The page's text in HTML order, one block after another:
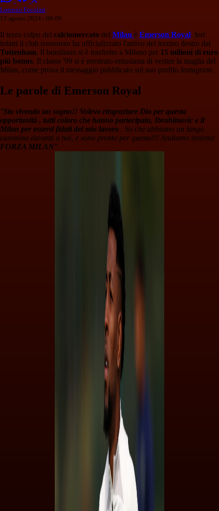
Lorenzo Focolari
13 agosto 2024 - 09:09
Il terzo colpo del calciomercato del Milan è Emerson Royal. Ieri
infatti il club rossonero ha ufficializzato l'arrivo del terzino destro dal
Tottenham. Il brasiliano si è trasferito a Milano per 15 milioni di euro
più bonus. Il classe '99 si è mostrato entusiasta di vestire la maglia del
Milan, come prova il messaggio pubblicato sul suo profilo Instagram.
Le parole di Emerson Royal
"Sto vivendo un sogno!! Volevo ringraziare Dio per questa
opportunità , tutti coloro che hanno partecipato, Ibrahimovic e il
Milan per essersi fidati del mio lavoro . So che abbiamo un lungo
cammino davanti a noi, e sono pronto per questo!!! Andiamo insieme
FORZA MILAN".